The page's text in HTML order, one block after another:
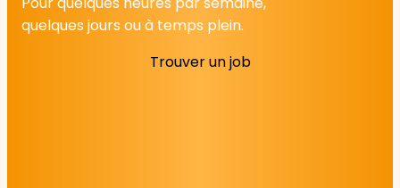
quelques jours ou à temps plein.
Trouver un job